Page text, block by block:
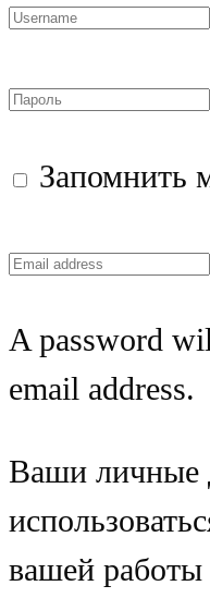
Запомнить
A password
email address.
Ваши личные
вашей работы